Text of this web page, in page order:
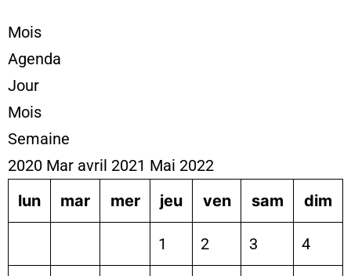
Mois
Agenda
Jour
Mois
Semaine
2020 Mar avril 2021 Mai 2022
lun
mar mer jeu ven sam dim
1 2 3 4